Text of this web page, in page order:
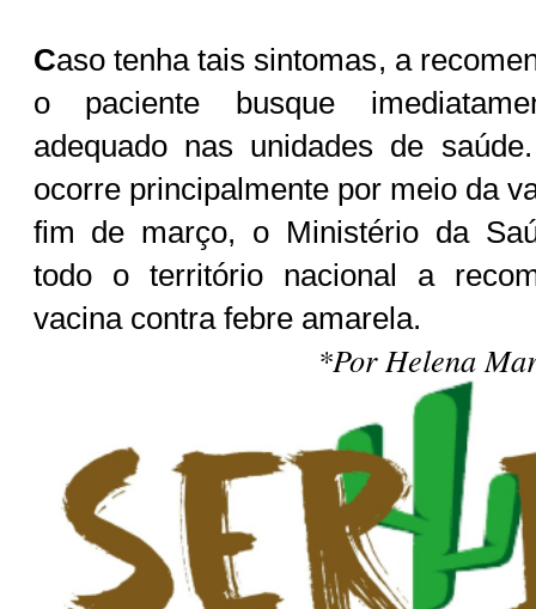
Caso tenha tais sintomas, a
o paciente busque
adequado nas unidades de
ocorre principalmente por meio da
fim de março, o Ministério da
todo o território nacional a
vacina contra febre amarela.
*Por Helena